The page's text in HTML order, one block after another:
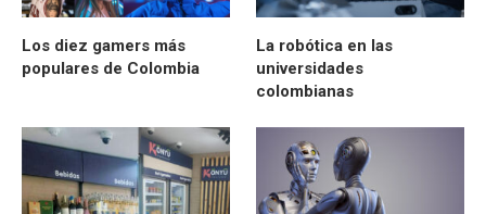
Los diez gamers más
populares de Colombia
La robótica en las
universidades
colombianas